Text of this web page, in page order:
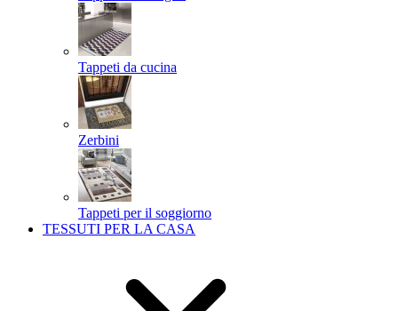
Tappeti da cucina
Zerbini
Tappeti per il soggiorno
TESSUTI PER LA CASA